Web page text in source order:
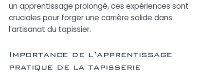
un apprentissage prolongé, ces expériences sont
cruciales pour forger une carrière solide dans
l’artisanat du tapissier.
Importance de l’apprentissage
pratique de la tapisserie